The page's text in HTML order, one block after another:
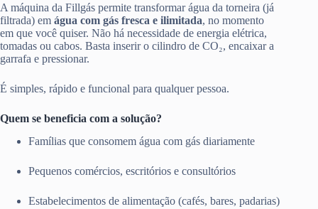
A máquina da Fillgás permite transformar água da torneira (já
filtrada) em água com gás fresca e ilimitada, no momento
em que você quiser. Não há necessidade de energia elétrica,
tomadas ou cabos. Basta inserir o cilindro de CO₂, encaixar a
garrafa e pressionar.
É simples, rápido e funcional para qualquer pessoa.
Quem se beneficia com a solução?
Famílias que consomem água com gás diariamente
Pequenos comércios, escritórios e consultórios
Estabelecimentos de alimentação (cafés, bares, padarias)